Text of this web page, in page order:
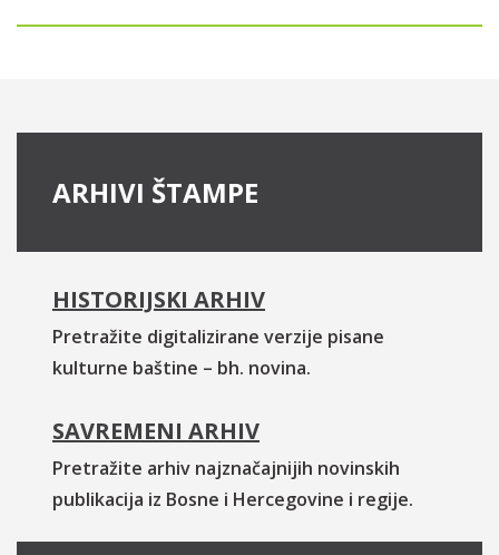
ARHIVI ŠTAMPE
HISTORIJSKI ARHIV
Pretražite digitalizirane verzije pisane
kulturne baštine – bh. novina.
SAVREMENI ARHIV
Pretražite arhiv najznačajnijih novinskih
publikacija iz Bosne i Hercegovine i regije.